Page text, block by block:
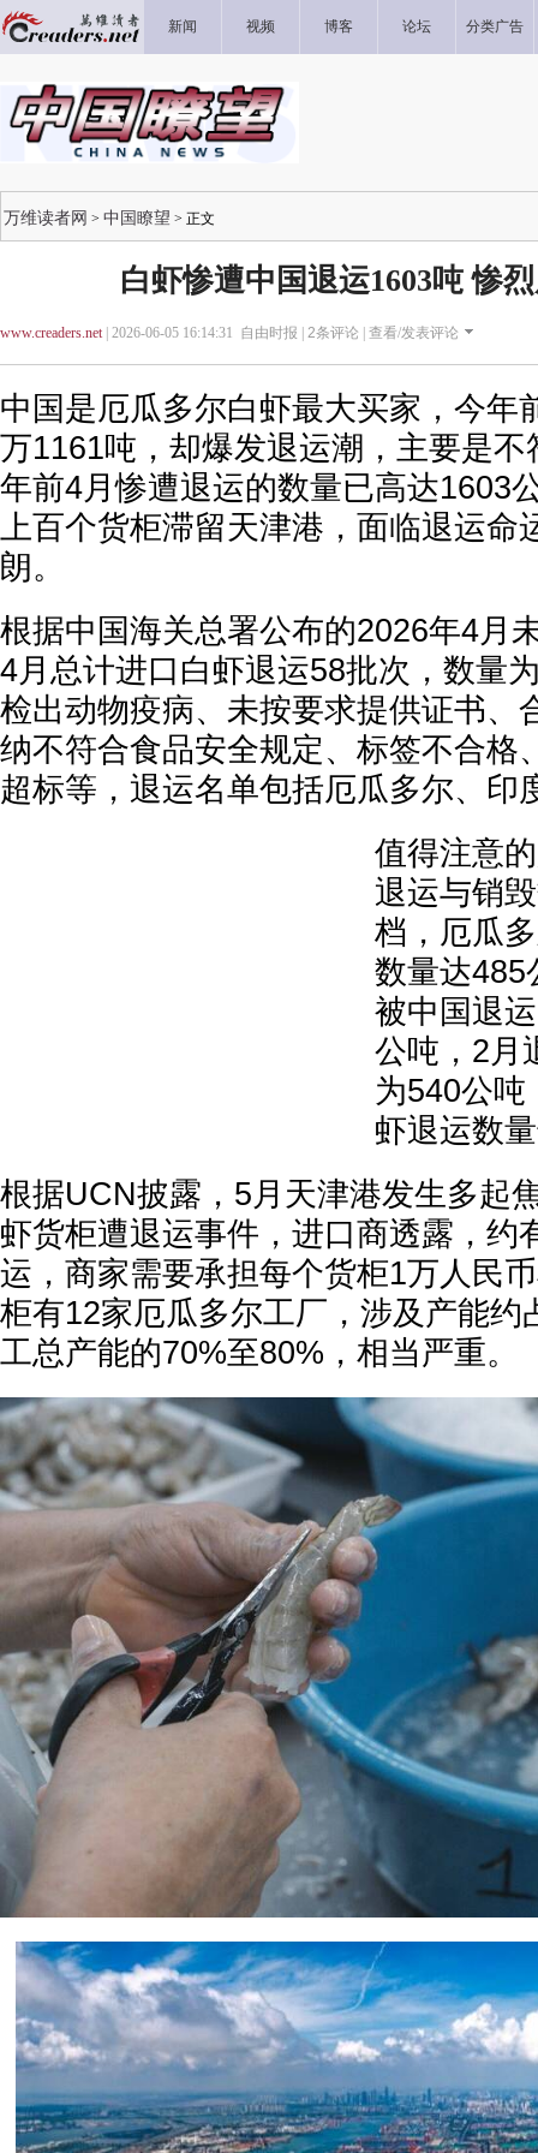
新闻 视频 博客 论坛 分类广告
万维读者网 > 中国瞭望 > 正文
白虾惨遭中国退运1603吨 惨
www.creaders.net| 2026-06-05 16:14:31 自由时报 | 2条评论 | 查看/发表评论
中国是厄瓜多尔白虾最大买家，今年
万1161吨，却爆发退运潮，主要是
年前4月惨遭退运的数量已高达1603
上百个货柜滞留天津港，面临退运命
朗。
根据中国海关总署公布的2026年4月
4月总计进口白虾退运58批次，数量
检出动物疫病、未按要求提供证书、
纳不符合食品安全规定、标签不合格
超标等，退运名单包括厄瓜多尔、印
值得注意
退运与销
档，厄瓜
数量达485
被中国退
公吨，2月
为540公吨
虾退运数
根据UCN披露，5月天津港发生多起
虾货柜遭退运事件，进口商透露，约
运，商家需要承担每个货柜1万人民
柜有12家厄瓜多尔工厂，涉及产能约
工总产能的70%至80%，相当严重。